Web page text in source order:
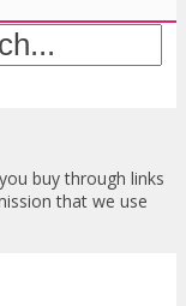
buy through links
that we use